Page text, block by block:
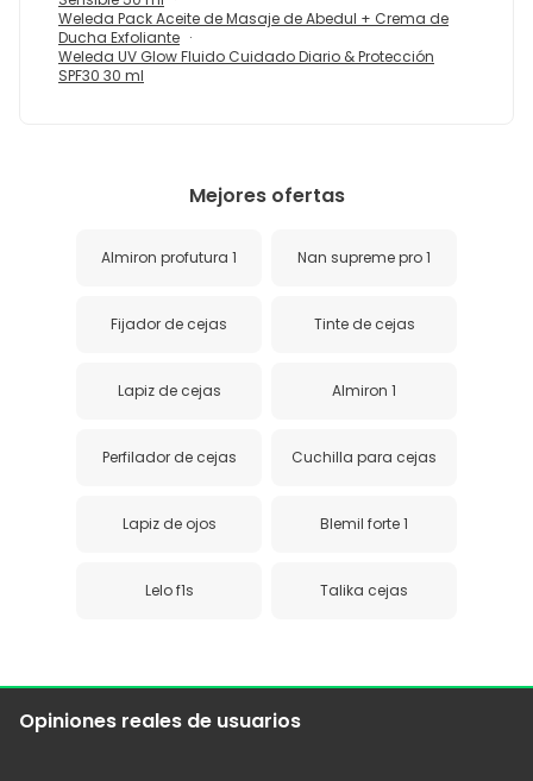
Weleda Pack Aceite de Masaje de Abedul + Crema de
Ducha Exfoliante
Weleda UV Glow Fluido Cuidado Diario & Protección
SPF30 30 ml
Mejores ofertas
Almiron profutura 1 Nan supreme pro 1
Fijador de cejas Tinte de cejas
Lapiz de cejas Almiron 1
Perfilador de cejas Cuchilla para cejas
Lapiz de ojos Blemil forte 1
Lelo f1s Talika cejas
Opiniones reales de usuarios